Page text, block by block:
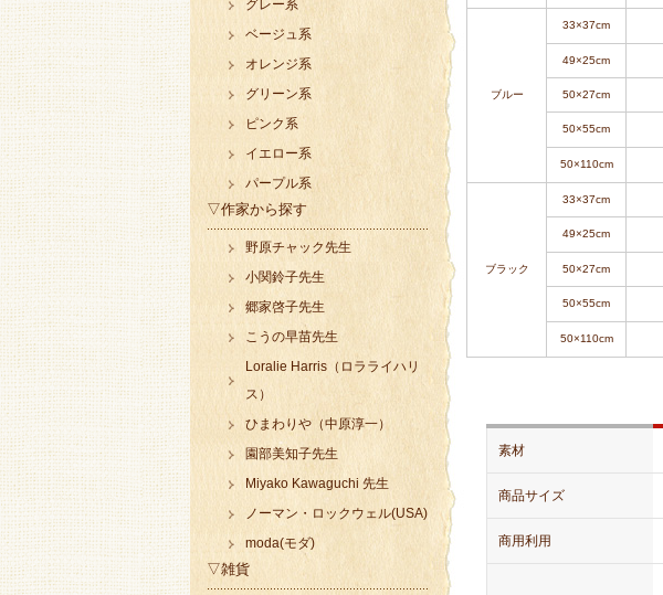
ブルー
33×37cm
49×25cm
50×27cm
50×55cm
50×110cm
ブラック
33×37cm
49×25cm
50×27cm
50×55cm
50×110cm
素材
商品サイズ
商用利用
グレー系
ベージュ系
オレンジ系
グリーン系
ピンク系
イエロー系
パープル系
▽作家から探す
野原チャック先生
小関鈴子先生
郷家啓子先生
こうの早苗先生
Loralie Harris（ロラライハリ
ス）
ひまわりや（中原淳一）
園部美知子先生
Miyako Kawaguchi 先生
ノーマン・ロックウェル(USA)
moda(モダ)
▽雑貨